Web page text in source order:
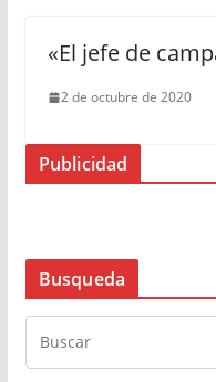
«El jefe de
2 de octubre de 2020
Publicidad
Busqueda